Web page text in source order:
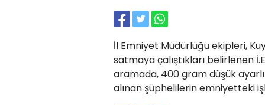
İl Emniyet Müdürlüğü ekipleri,
satmaya çalıştıkları belirlenen
aramada, 400 gram düşük
alınan şüphelilerin emniyetteki